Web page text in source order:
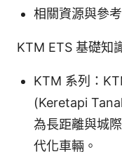
相關資源與參
KTM ETS 基礎知
KTM 系列：
(Keretapi
為長距離與城
代化車輛。